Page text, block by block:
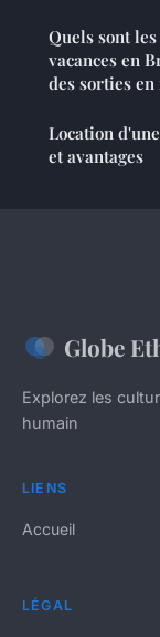
Quels sont
vacances en
des sorties en
Location
et avantages
Globe
Explorez les
humain
LIENS
Accueil
LÉGAL